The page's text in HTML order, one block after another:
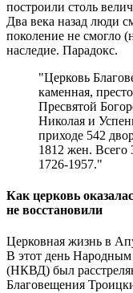
построили столь
Два века назад люди
поколение не смогло
наследие. Парадокс.
"Церковь
каменная,
Пресвятой
Николая и
приходе 542
1812 жен. Всего
1726-1957."
Как церковь
не восстановили
Церковная жизнь в
В этот день
(НКВД) был
Благовещения